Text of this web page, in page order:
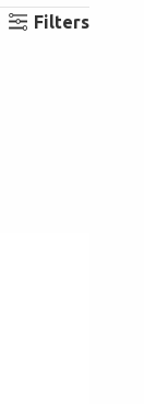
Filters